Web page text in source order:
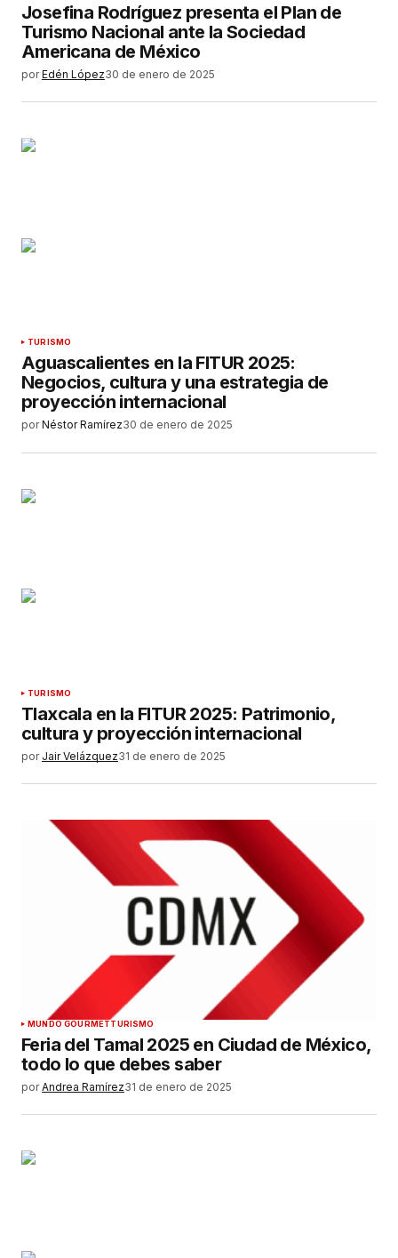
Josefina Rodríguez presenta el Plan de
Turismo Nacional ante la Sociedad
Americana de México
por Edén López30 de enero de 2025
TURISMO
Aguascalientes en la FITUR 2025:
Negocios, cultura y una estrategia de
proyección internacional
por Néstor Ramírez30 de enero de 2025
TURISMO
Tlaxcala en la FITUR 2025: Patrimonio,
cultura y proyección internacional
por Jair Velázquez31 de enero de 2025
MUNDO GOURMETTURISMO
Feria del Tamal 2025 en Ciudad de México,
todo lo que debes saber
por Andrea Ramírez31 de enero de 2025